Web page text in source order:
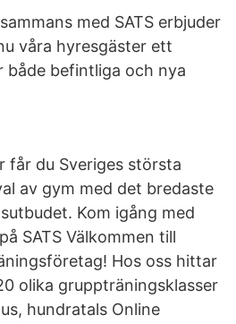
med SATS erbjuder
våra hyresgäster ett
både befintliga och nya
får du Sveriges största
av gym med det bredaste
Kom igång med
SATS Välkommen till
Hos oss hittar
olika gruppträningsklasser
hundratals Online